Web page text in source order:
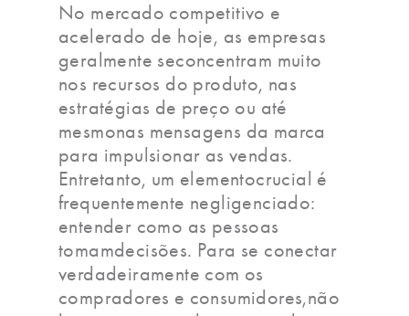
No mercado competitivo e
acelerado de hoje, as empresas
geralmente seconcentram muito
nos recursos do produto, nas
estratégias de preço ou até
mesmonas mensagens da marca
para impulsionar as vendas.
Entretanto, um elementocrucial é
frequentemente negligenciado:
entender como as pessoas
tomamdecisões. Para se conectar
verdadeiramente com os
compradores e consumidores,não